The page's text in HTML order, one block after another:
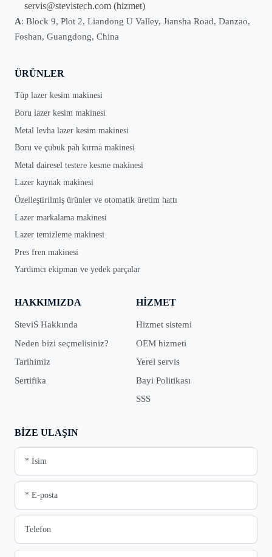
servis@stevistech.com (hizmet)
A: Block 9, Plot 2, Liandong U Valley, Jiansha Road, Danzao,
Foshan, Guangdong, China
ÜRÜNLER
Tüp lazer kesim makinesi
Boru lazer kesim makinesi
Metal levha lazer kesim makinesi
Boru ve çubuk pah kırma makinesi
Metal dairesel testere kesme makinesi
Lazer kaynak makinesi
Özelleştirilmiş ürünler ve otomatik üretim hattı
Lazer markalama makinesi
Lazer temizleme makinesi
Pres fren makinesi
Yardımcı ekipman ve yedek parçalar
HAKKIMIZDA
SteviS Hakkında
Neden bizi seçmelisiniz?
Tarihimiz
Sertifika
HIZMET
Hizmet sistemi
OEM hizmeti
Yerel servis
Bayi Politikası
SSS
BIZE ULAŞIN